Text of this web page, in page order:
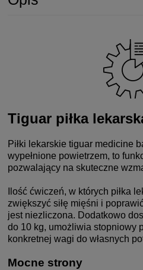
Tiguar piłka
Piłki lekarskie tiguar medicine
wypełnione powietrzem, to
pozwalający na skuteczne
Ilość ćwiczeń, w których piłka
zwiększyć siłę mięśni i
jest niezliczona. Dodatkowo
do 10 kg, umożliwia stopniowy
konkretnej wagi do własnych
Mocne strony